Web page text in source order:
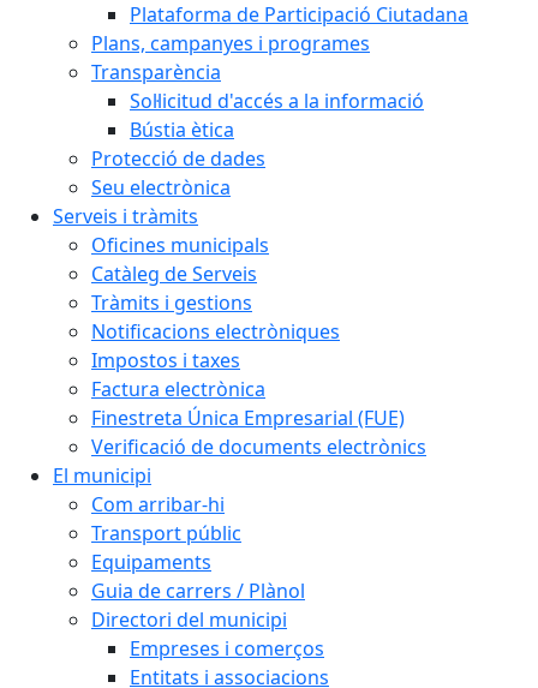
Plataforma de Participació Ciutadana
Plans, campanyes i programes
Transparència
Sol·licitud d'accés a la informació
Bústia ètica
Protecció de dades
Seu electrònica
Serveis i tràmits
Oficines municipals
Catàleg de Serveis
Tràmits i gestions
Notificacions electròniques
Impostos i taxes
Factura electrònica
Finestreta Única Empresarial (FUE)
Verificació de documents electrònics
El municipi
Com arribar-hi
Transport públic
Equipaments
Guia de carrers / Plànol
Directori del municipi
Empreses i comerços
Entitats i associacions